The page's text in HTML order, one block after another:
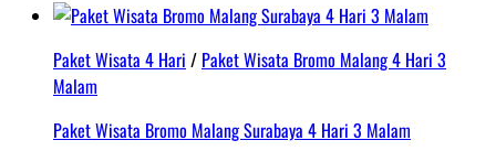
Paket Wisata 4 Hari / Paket Wisata Bromo Malang 4 Hari 3
Malam
Paket Wisata Bromo Malang Surabaya 4 Hari 3 Malam